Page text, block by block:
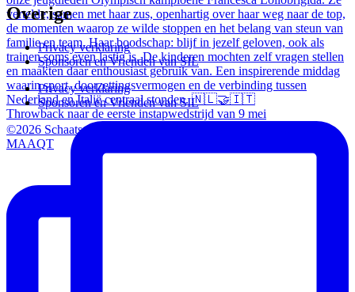
Throwback naar de eerste instapwedstrijd van 9 mei
Overige
Privacy verklaring
Sponsoren en Vrienden van SIL
Privacy verklaring
Sponsoren en Vrienden van SIL
©2026 Schaats & Inline Lansingerland | Powered & Designed by
MAAQT